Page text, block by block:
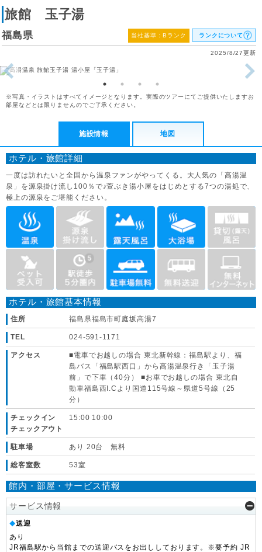
旅館 玉子湯
福島県 当社基準：Bランク ランクについて
2025/8/27更新
※写真・イラストはすべてイメージとなります。実際のツアーにてご提供いたしますお
部屋などとは限りませんのでご了承ください。
施設情報 地図
ホテル・旅館詳細
一度は訪れたいと全国から温泉ファンがやってくる。大人気の「高湯温
泉」を源泉掛け流し100％で♪萱ぶき湯小屋をはじめとする7つの湯処で、
極上の源泉をご堪能ください。
ホテル・旅館基本情報
住所 福島県福島市町庭坂高湯7
TEL 024-591-1171
アクセス
■電車でお越しの場合 東北新幹線：福島駅より、福
島バス「福島駅西口」から高湯温泉行き「玉子湯
前」で下車（40分） ■お車でお越しの場合 東北自
動車福島西I.Cより国道115号線～県道5号線（25
分）
チェックイン
チェックアウト
15:00 10:00
駐車場 あり 20台 無料
総客室数 53室
館内・部屋・サービス情報
サービス情報
◆送迎
あり
JR福島駅から当館までの送迎バスをお出ししております。※要予約 JR